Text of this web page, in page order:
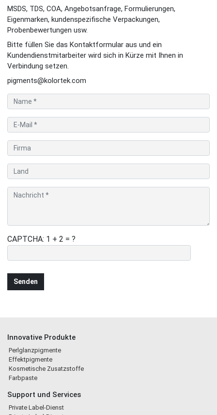
MSDS, TDS, COA, Angebotsanfrage, Formulierungen,
Eigenmarken, kundenspezifische Verpackungen,
Probenbewertungen usw.
Bitte füllen Sie das Kontaktformular aus und ein
Kundendienstmitarbeiter wird sich in Kürze mit Ihnen in
Verbindung setzen.
pigments@kolortek.com
CAPTCHA: 1 + 2 = ?
Innovative Produkte
Perlglanzpigmente
Effektpigmente
Kosmetische Zusatzstoffe
Farbpaste
Support und Services
Private Label-Dienst